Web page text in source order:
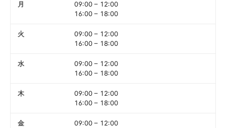
月 09:00 – 12:00
16:00 – 18:00
火 09:00 – 12:00
16:00 – 18:00
水 09:00 – 12:00
16:00 – 18:00
木 09:00 – 12:00
16:00 – 18:00
金 09:00 – 12:00